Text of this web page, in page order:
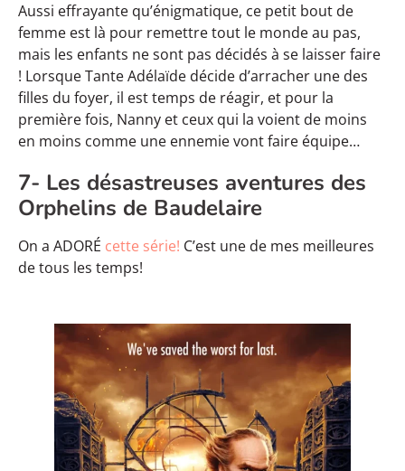
Aussi effrayante qu’énigmatique, ce petit bout de
femme est là pour remettre tout le monde au pas,
mais les enfants ne sont pas décidés à se laisser faire
! Lorsque Tante Adélaïde décide d’arracher une des
filles du foyer, il est temps de réagir, et pour la
première fois, Nanny et ceux qui la voient de moins
en moins comme une ennemie vont faire équipe…
7- Les désastreuses aventures des
Orphelins de Baudelaire
On a ADORÉ cette série! C’est une de mes meilleures
de tous les temps!